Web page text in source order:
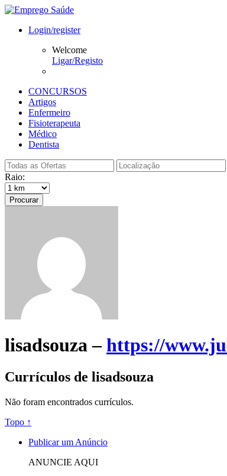
Login/register
Welcome
Ligar/Registo
CONCURSOS
Artigos
Enfermeiro
Fisioterapeuta
Médico
Dentista
Raio:
Procurar
lisadsouza –https://
Currículos de lisadsouza
Não foram encontrados currículos.
Topo ↑
Publicar um Anúncio
ANUNCIE AQUI